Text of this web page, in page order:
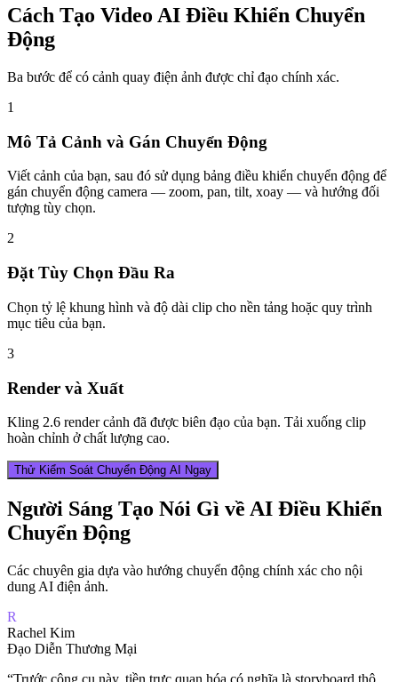
Cách Tạo Video AI Điều Khiển Chuyển
Động
Ba bước để có cảnh quay điện ảnh được chỉ đạo chính xác.
1
Mô Tả Cảnh và Gán Chuyển Động
Viết cảnh của bạn, sau đó sử dụng bảng điều khiển chuyển động để
gán chuyển động camera — zoom, pan, tilt, xoay — và hướng đối
tượng tùy chọn.
2
Đặt Tùy Chọn Đầu Ra
Chọn tỷ lệ khung hình và độ dài clip cho nền tảng hoặc quy trình
mục tiêu của bạn.
3
Render và Xuất
Kling 2.6 render cảnh đã được biên đạo của bạn. Tải xuống clip
hoàn chỉnh ở chất lượng cao.
Thử Kiểm Soát Chuyển Động AI Ngay
Người Sáng Tạo Nói Gì về AI Điều Khiển
Chuyển Động
Các chuyên gia dựa vào hướng chuyển động chính xác cho nội
dung AI điện ảnh.
R
Rachel Kim
Đạo Diễn Thương Mại
“Trước công cụ này, tiền trực quan hóa có nghĩa là storyboard thô